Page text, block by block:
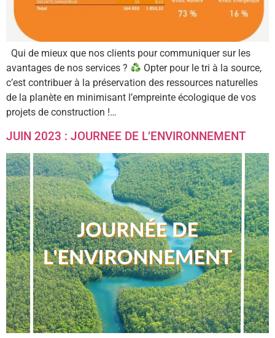
Qui de mieux que nos clients pour communiquer sur les
avantages de nos services ?
Opter pour le tri à la source,
c’est contribuer à la préservation des ressources naturelles
de la planète en minimisant l’empreinte écologique de vos
projets de construction !…
JUIN 2023 : JOURNEE DE L’ENVIRONNEMENT